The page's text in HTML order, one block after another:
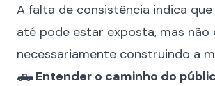
A falta de consistência indica
até pode estar exposta, mas não
necessariamente construindo a
🛻 Entender o caminho do